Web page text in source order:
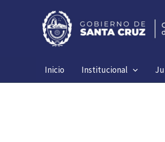
Inicio Institucional